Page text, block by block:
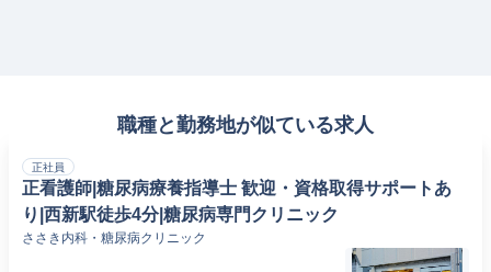
職種と勤務地が似ている求人
正社員
正看護師|糖尿病療養指導士 歓迎・資格取得サポートあ
り|西新駅徒歩4分|糖尿病専門クリニック
ささき内科・糖尿病クリニック